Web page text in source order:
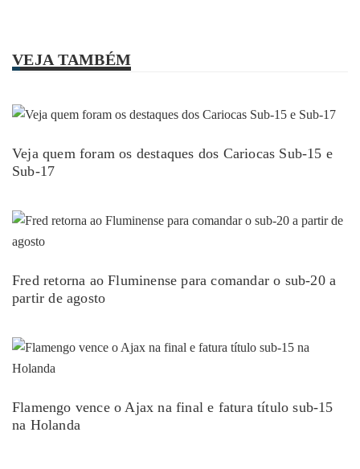
VEJA TAMBÉM
Veja quem foram os destaques dos Cariocas Sub-15 e
Sub-17
Fred retorna ao Fluminense para comandar o sub-20 a
partir de agosto
Flamengo vence o Ajax na final e fatura título sub-15
na Holanda